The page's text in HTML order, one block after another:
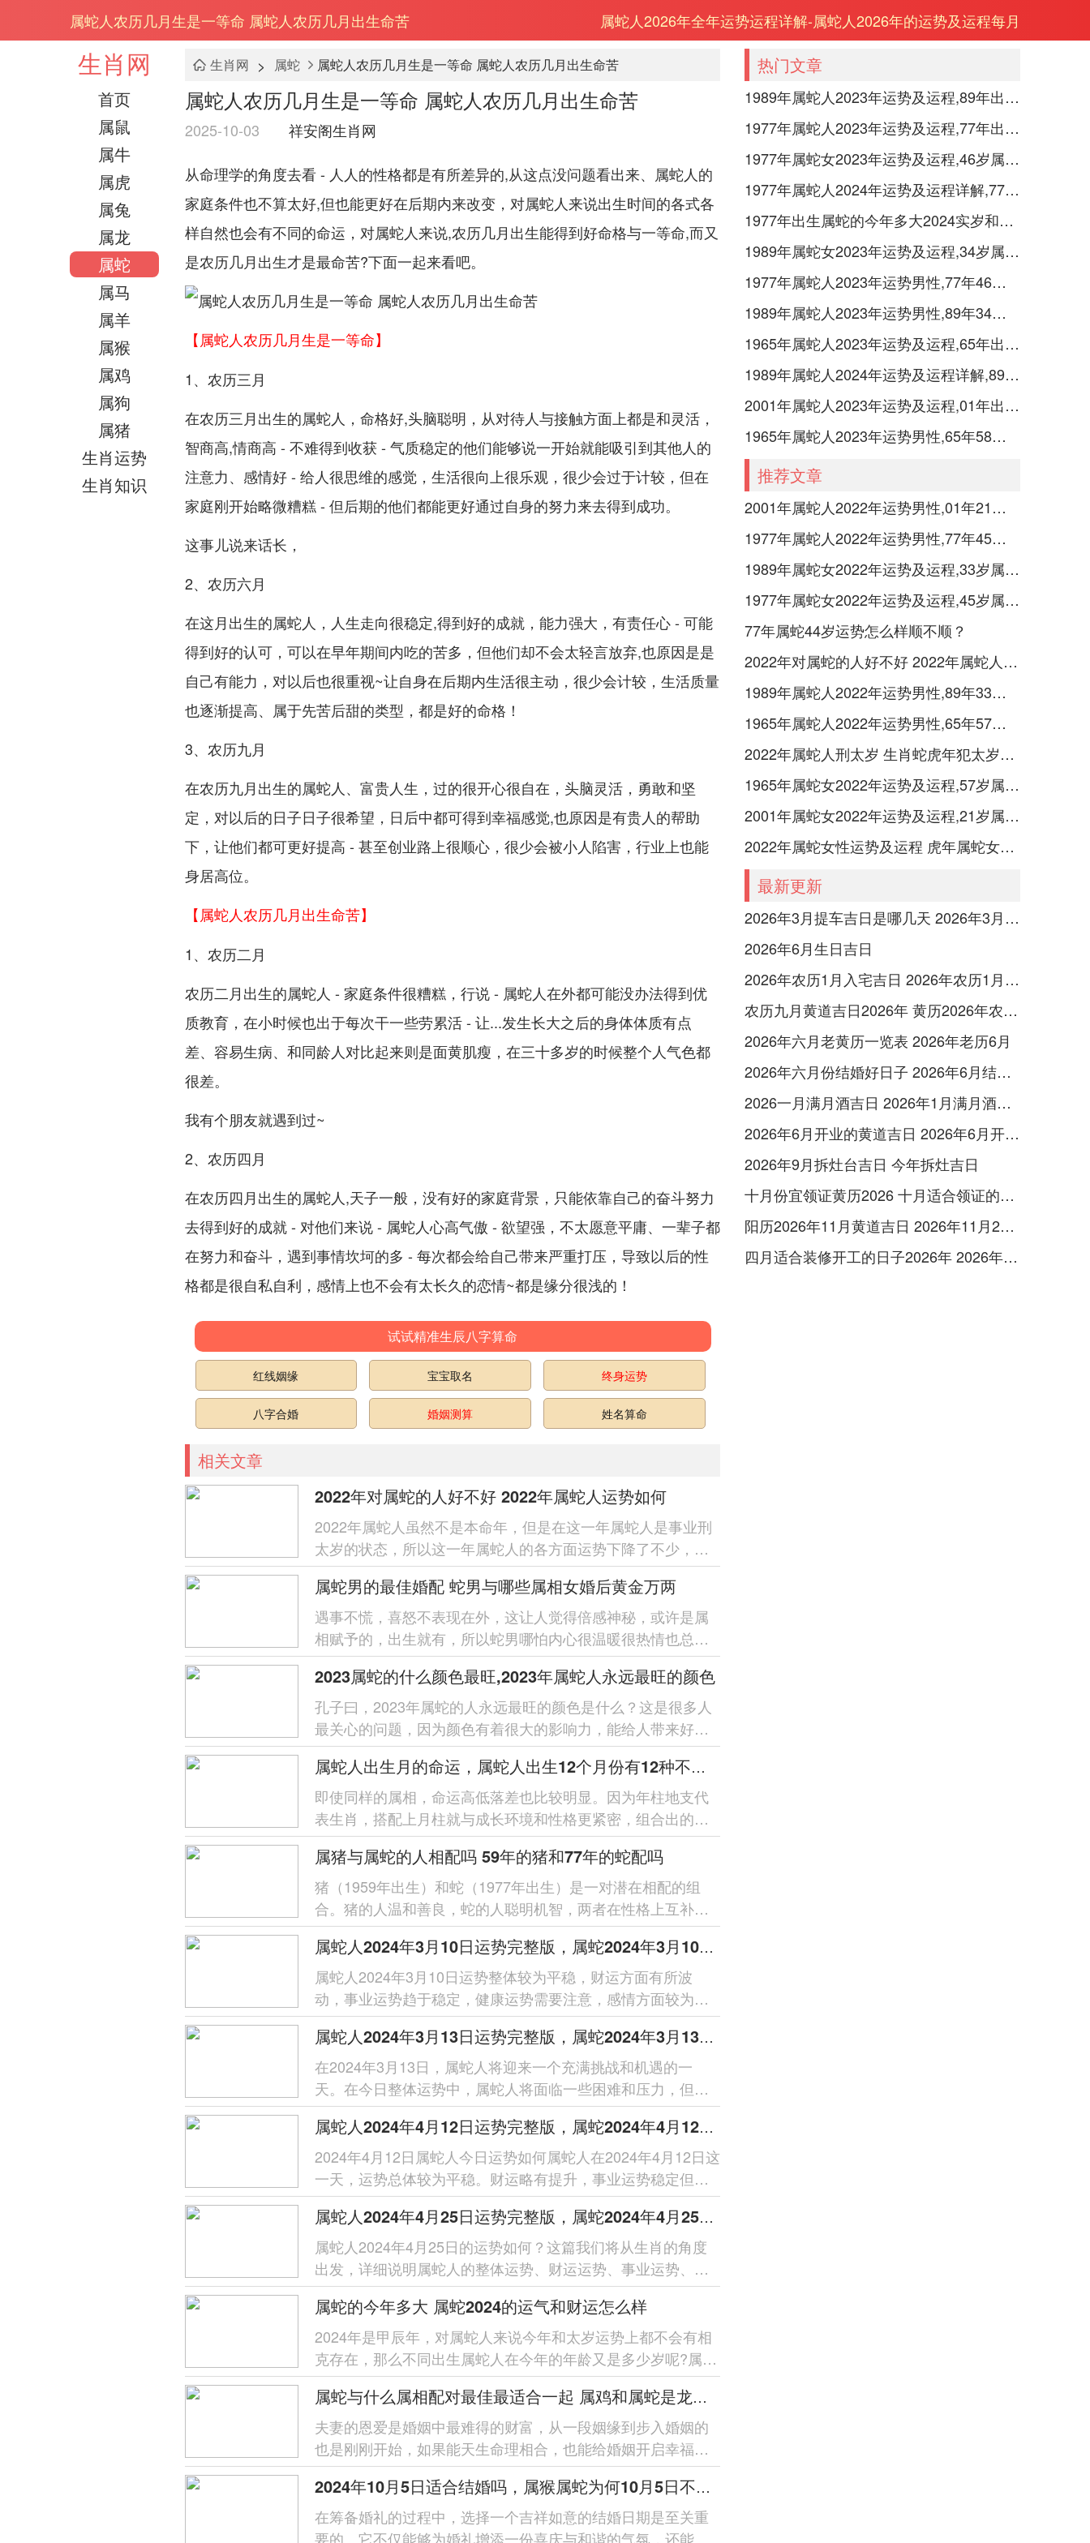
属蛇人农历几月生是一等命 属蛇人农历几月出生命苦 属蛇人2026年全年运势运程详解-属蛇人2026年的运势及运程每月
生肖网
首页
属鼠
属牛
属虎
属兔
属龙
属蛇
属马
属羊
属猴
属鸡
属狗
属猪
生肖运势
生肖知识
生肖网 > 属蛇 属蛇人农历几月生是一等命 属蛇人农历几月出生命苦
属蛇人农历几月生是一等命 属蛇人农历几月出生命苦
2025-10-03 祥安阁生肖网
从命理学的角度去看 - 人人的性格都是有所差异的,从这点没问题看出来、属蛇人的
家庭条件也不算太好,但也能更好在后期内来改变，对属蛇人来说出生时间的各式各
样自然也会有不同的命运，对属蛇人来说,农历几月出生能得到好命格与一等命,而又
是农历几月出生才是最命苦?下面一起来看吧。
【属蛇人农历几月生是一等命】
1、农历三月
在农历三月出生的属蛇人，命格好,头脑聪明，从对待人与接触方面上都是和灵活，
智商高,情商高 - 不难得到收获 - 气质稳定的他们能够说一开始就能吸引到其他人的
注意力、感情好 - 给人很思维的感觉，生活很向上很乐观，很少会过于计较，但在
家庭刚开始略微糟糕 - 但后期的他们都能更好通过自身的努力来去得到成功。
这事儿说来话长，
2、农历六月
在这月出生的属蛇人，人生走向很稳定,得到好的成就，能力强大，有责任心 - 可能
得到好的认可，可以在早年期间内吃的苦多，但他们却不会太轻言放弃,也原因是是
自己有能力，对以后也很重视~让自身在后期内生活很主动，很少会计较，生活质量
也逐渐提高、属于先苦后甜的类型，都是好的命格！
3、农历九月
在农历九月出生的属蛇人、富贵人生，过的很开心很自在，头脑灵活，勇敢和坚
定，对以后的日子日子很希望，日后中都可得到幸福感觉,也原因是有贵人的帮助
下，让他们都可更好提高 - 甚至创业路上很顺心，很少会被小人陷害，行业上也能
身居高位。
【属蛇人农历几月出生命苦】
1、农历二月
农历二月出生的属蛇人 - 家庭条件很糟糕，行说 - 属蛇人在外都可能没办法得到优
质教育，在小时候也出于每次干一些劳累活 - 让...发生长大之后的身体体质有点
差、容易生病、和同龄人对比起来则是面黄肌瘦，在三十多岁的时候整个人气色都
很差。
我有个朋友就遇到过~
2、农历四月
在农历四月出生的属蛇人,天子一般，没有好的家庭背景，只能依靠自己的奋斗努力
去得到好的成就 - 对他们来说 - 属蛇人心高气傲 - 欲望强，不太愿意平庸、一辈子都
在努力和奋斗，遇到事情坎坷的多 - 每次都会给自己带来严重打压，导致以后的性
格都是很自私自利，感情上也不会有太长久的恋情~都是缘分很浅的！
试试精准生辰八字算命
红线姻缘 宝宝取名 终身运势
八字合婚 婚姻测算 姓名算命
相关文章
2022年对属蛇的人好不好 2022年属蛇人运势如何
2022年属蛇人虽然不是本命年，但是在这一年属蛇人是事业刑
太岁的状态，所以这一年属蛇人的各方面运势下降了不少，发
展得很一般。那么2022年属蛇人...
属蛇男的最佳婚配 蛇男与哪些属相女婚后黄金万两
遇事不慌，喜怒不表现在外，这让人觉得倍感神秘，或许是属
相赋予的，出生就有，所以蛇男哪怕内心很温暖很热情也总是
不会表现得太过明显，尤其是不熟悉的...
2023属蛇的什么颜色最旺,2023年属蛇人永远最旺的颜色
孔子曰，2023年属蛇的人永远最旺的颜色是什么？这是很多人
最关心的问题，因为颜色有着很大的影响力，能给人带来好运
和吉祥。据专家分析，2023年属蛇的...
属蛇人出生月的命运，属蛇人出生12个月份有12种不同命运
即使同样的属相，命运高低落差也比较明显。因为年柱地支代
表生肖，搭配上月柱就与成长环境和性格更紧密，组合出的命
运也有大的变化。例如属蛇人，给...
属猪与属蛇的人相配吗 59年的猪和77年的蛇配吗
猪（1959年出生）和蛇（1977年出生）是一对潜在相配的组
合。猪的人温和善良，蛇的人聪明机智，两者在性格上互补。
猪具有执行力和耐力，在事业方面稳健发展...
属蛇人2024年3月10日运势完整版，属蛇2024年3月10日今日运势如何
属蛇人2024年3月10日运势整体较为平稳，财运方面有所波
动，事业运势趋于稳定，健康运势需要注意，感情方面较为顺
利。穿衣指南建议以木、水属性为主，...
属蛇人2024年3月13日运势完整版，属蛇2024年3月13日今日运势如何
在2024年3月13日，属蛇人将迎来一个充满挑战和机遇的一
天。在今日整体运势中，属蛇人将面临一些困难和压力，但同
时也有机会展现自己的能力和才华，...
属蛇人2024年4月12日运势完整版，属蛇2024年4月12日今日运势如何
2024年4月12日属蛇人今日运势如何属蛇人在2024年4月12日这
一天，运势总体较为平稳。财运略有提升，事业运势稳定但需
要努力，健康状况良好，感情运势...
属蛇人2024年4月25日运势完整版，属蛇2024年4月25日今日运势如何
属蛇人2024年4月25日的运势如何？这篇我们将从生肖的角度
出发，详细说明属蛇人的整体运势、财运运势、事业运势、健
康运势、感情运势、五行穿衣...
属蛇的今年多大 属蛇2024的运气和财运怎么样
2024年是甲辰年，对属蛇人来说今年和太岁运势上都不会有相
克存在，那么不同出生属蛇人在今年的年龄又是多少岁呢?属蛇
人在今年的运气和财运方面...
属蛇与什么属相配对最佳最适合一起 属鸡和属蛇是龙凤配吗
夫妻的恩爱是婚姻中最难得的财富，从一段姻缘到步入婚姻的
也是刚刚开始，如果能天生命理相合，也能给婚姻开启幸福的
开端，而有的人婚姻能被称之为&l...
2024年10月5日适合结婚吗，属猴属蛇为何10月5日不宜结婚
在筹备婚礼的过程中，选择一个吉祥如意的结婚日期是至关重
要的。它不仅能够为婚礼增添一份喜庆与和谐的气氛，还能为
热门文章
1989年属蛇人2023年运势及运程,89年出生的34岁生肖蛇2023年每月运势详解
1977年属蛇人2023年运势及运程,77年出生的46岁生肖蛇2023年每月运势详解
1977年属蛇女2023年运势及运程,46岁属蛇人2023全年每月运势女性如何
1977年属蛇人2024年运势及运程详解,77年出生47岁肖蛇人在2024全年每月运势完整版
1977年出生属蛇的今年多大2024实岁和虚岁
1989年属蛇女2023年运势及运程,34岁属蛇人2023全年每月运势女性如何
1977年属蛇人2023年运势男性,77年46岁属蛇男2023年每月运程怎么样
1989年属蛇人2023年运势男性,89年34岁属蛇男2023年每月运程怎么样
1965年属蛇人2023年运势及运程,65年出生的58岁生肖蛇2023年每月运势详解
1989年属蛇人2024年运势及运程详解,89年出生35岁肖蛇人在2024全年每月运势完整版
2001年属蛇人2023年运势及运程,01年出生的22岁生肖蛇2023年每月运势详解
1965年属蛇人2023年运势男性,65年58岁属蛇男2023年每月运程怎么样
推荐文章
2001年属蛇人2022年运势男性,01年21岁属蛇男2022年每月运程怎么样
1977年属蛇人2022年运势男性,77年45岁属蛇男2022年每月运程怎么样
1989年属蛇女2022年运势及运程,33岁属蛇人2022全年每月运势女性如何
1977年属蛇女2022年运势及运程,45岁属蛇人2022全年每月运势女性如何
77年属蛇44岁运势怎么样顺不顺？
2022年对属蛇的人好不好 2022年属蛇人运势如何
1989年属蛇人2022年运势男性,89年33岁属蛇男2022年每月运程怎么样
1965年属蛇人2022年运势男性,65年57岁属蛇男2022年每月运程怎么样
2022年属蛇人刑太岁 生肖蛇虎年犯太岁如何化解
1965年属蛇女2022年运势及运程,57岁属蛇人2022全年每月运势女性如何
2001年属蛇女2022年运势及运程,21岁属蛇人2022全年每月运势女性如何
2022年属蛇女性运势及运程 虎年属蛇女带什么转运
最新更新
2026年3月提车吉日是哪几天 2026年3月26号提车
2026年6月生日吉日
2026年农历1月入宅吉日 2026年农历1月入宅最好的日子
农历九月黄道吉日2026年 黄历2026年农历九月黄道吉日查询
2026年六月老黄历一览表 2026年老历6月
2026年六月份结婚好日子 2026年6月结婚好吗
2026一月满月酒吉日 2026年1月满月酒吉日
2026年6月开业的黄道吉日 2026年6月开业黄道吉日查询
2026年9月拆灶台吉日 今年拆灶吉日
十月份宜领证黄历2026 十月适合领证的好日子2026年
阳历2026年11月黄道吉日 2026年11月26日阳历黄道吉日
四月适合装修开工的日子2026年 2026年四月份适合装修开工的黄道吉日